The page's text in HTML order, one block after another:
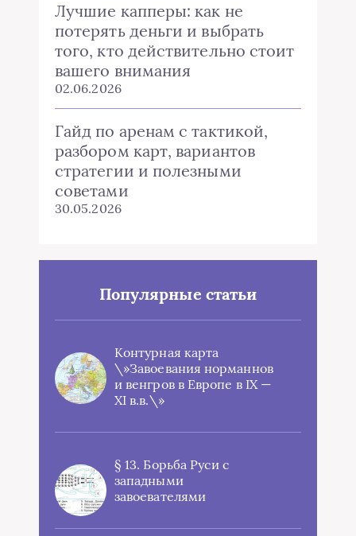
Лучшие капперы: как не
потерять деньги и выбрать
того, кто действительно стоит
вашего внимания
02.06.2026
Гайд по аренам с тактикой,
разбором карт, вариантов
стратегии и полезными
советами
30.05.2026
Популярные статьи
Контурная карта
\»Завоевания норманнов
и венгров в Европе в IX —
XI в.в.\»
§ 13. Борьба Руси с
западными
завоевателями